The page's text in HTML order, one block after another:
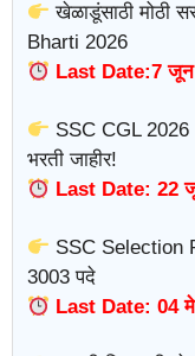
खेळाडूंसाठी मोठी
Bharti 2026
Last Date:7
SSC CGL 2026
भरती जाहीर!
Last Date: 22
SSC Selection
3003 पदे
Last Date: 04